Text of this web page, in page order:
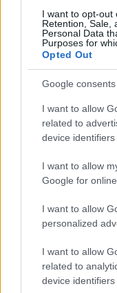
I want to opt-out
Retention, Sale,
Personal Data
Purposes for
Opted Out
Google consents
I want to allow
related to
device identifiers
I want to allow
Google for
I want to allow
personalized
I want to allow
related to
device identifiers
Eközben
győzelmét a
harmadik helyről
átvette a vezetést.
EZEKET IS